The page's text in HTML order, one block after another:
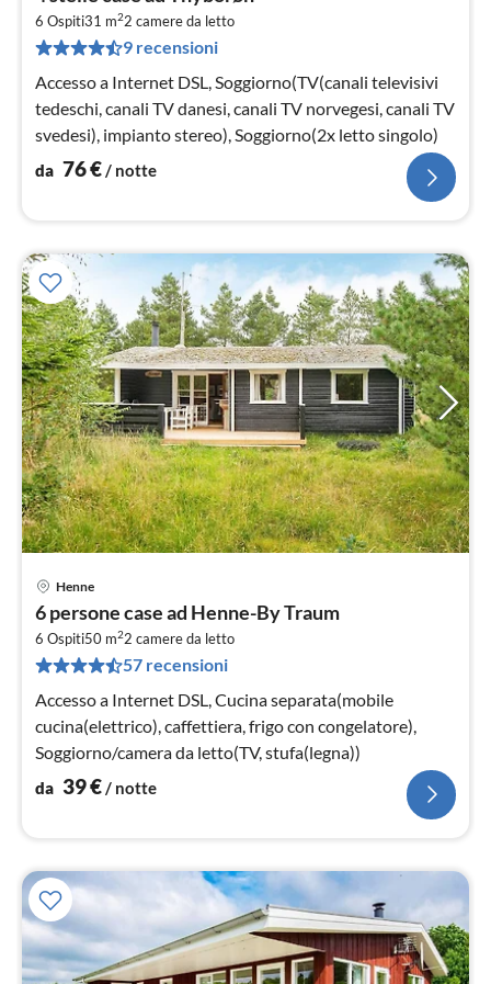
6 Ospiti31 m22 camere da letto
9 recensioni
Accesso a Internet DSL, Soggiorno(TV(canali televisivi
tedeschi, canali TV danesi, canali TV norvegesi, canali TV
svedesi), impianto stereo), Soggiorno(2x letto singolo)
da 76€/ notte
Henne
6 persone case ad Henne-By Traum
6 Ospiti50 m22 camere da letto
57 recensioni
Accesso a Internet DSL, Cucina separata(mobile
cucina(elettrico), caffettiera, frigo con congelatore),
Soggiorno/camera da letto(TV, stufa(legna))
da 39€/ notte